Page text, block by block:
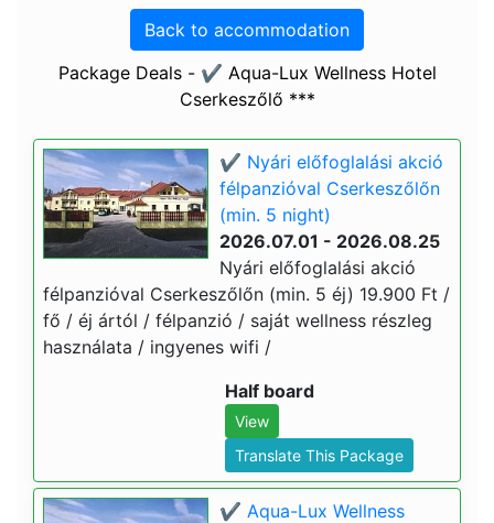
Back to accommodation
Package Deals - ✔️ Aqua-Lux Wellness Hotel
Cserkeszőlő ***
✔️ Nyári előfoglalási akció
félpanzióval Cserkeszőlőn
(min. 5 night)
2026.07.01 - 2026.08.25
Nyári előfoglalási akció
félpanzióval Cserkeszőlőn (min. 5 éj) 19.900 Ft /
fő / éj ártól / félpanzió / saját wellness részleg
használata / ingyenes wifi /
Half board
View
Translate This Package
✔️ Aqua-Lux Wellness